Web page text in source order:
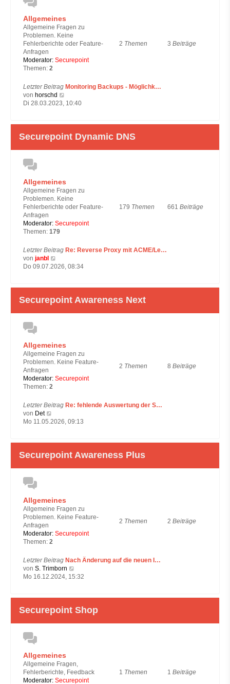
t
r
a
g
Allgemeines
Allgemeine Fragen zu
Problemen. Keine
Fehlerberichte oder Feature-
Anfragen
Moderator: Securepoint
Themen: 2
2 Themen 3 Beiträge
Letzter Beitrag Monitoring Backups - Möglichk…
von horschd
e
t
r
t
r
a
g
Di 28.03.2023, 10:40
Securepoint Dynamic DNS
Allgemeines
Allgemeine Fragen zu
Problemen. Keine
Fehlerberichte oder Feature-
Anfragen
Moderator: Securepoint
Themen: 179
179 Themen 661 Beiträge
Letzter Beitrag Re: Reverse Proxy mit ACME/Le…
von janbl
e
t
r
t
r
a
Do 09.07.2026, 08:34
Securepoint Awareness Next
Allgemeines
Allgemeine Fragen zu
Problemen. Keine Feature-
Anfragen
Moderator: Securepoint
Themen: 2
2 Themen 8 Beiträge
Letzter Beitrag Re: fehlende Auswertung der S…
von Det
e
t
r
t
r
a
Mo 11.05.2026, 09:13
Securepoint Awareness Plus
Allgemeines
Allgemeine Fragen zu
Problemen. Keine Feature-
Anfragen
Moderator: Securepoint
Themen: 2
2 Themen 2 Beiträge
Letzter Beitrag Nach Änderung auf die neuen I…
von S. Trimborn
e
t
r
r
a
Mo 16.12.2024, 15:32
Securepoint Shop
Allgemeines
Allgemeine Fragen,
Fehlerberichte, Feedback
Moderator: Securepoint
1 Themen 1 Beiträge